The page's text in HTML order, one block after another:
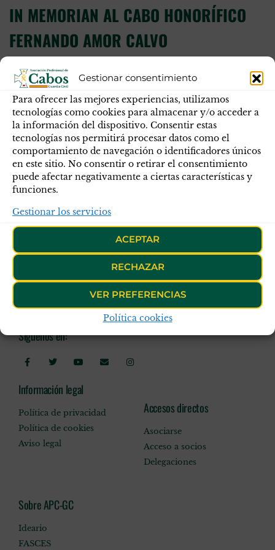
Gestionar consentimiento
Para ofrecer las mejores experiencias, utilizamos
tecnologías como cookies para almacenar y/o acceder a
la información del dispositivo. Consentir estas
tecnologías nos permitirá procesar datos como el
comportamiento de navegación o identificadores únicos
en este sitio. No consentir o retirar el consentimiento
puede afectar negativamente a ciertas características y
funciones.
Gestionar los servicios
ACEPTAR
RECHAZAR
VER PREFERENCIAS
Política cookies
IN MEMORIAN AL CABO HONORÍFICO
FERNANDO AMOR CALVO
pasado día 03 de agosto se celebró en el Acuartelamiento
del Puesto de San Sadurniño de la provincia de A
Coruña, acto de homenaje al Cabo Honorífico de la
Guardia Civil D. Fernando Amor Calvo, víctima de
atentado de la banda terrorista E.T.A. en la…
Síguenos en:
Información legal
Política de privacidad
Política de cookies
Aviso legal
Accesos directos
Asociarse
Acceso a socios
Delegaciones
Sobre APC-GC
Ideario
FASCES